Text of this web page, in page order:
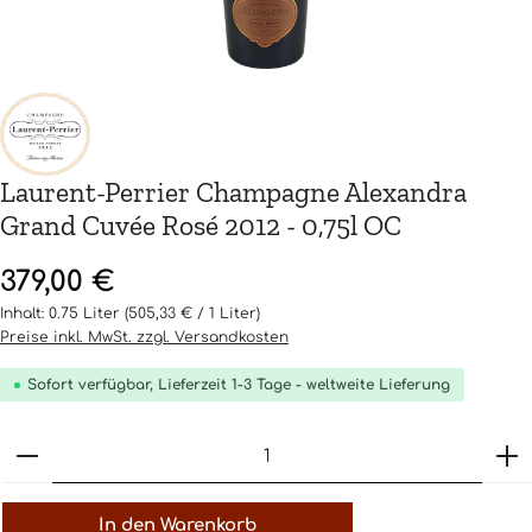
Laurent-Perrier Champagne Alexandra
Grand Cuvée Rosé 2012 - 0,75l OC
Regulärer Preis:
379,00 €
Inhalt: 0.75 Liter (505,33 € / 1 Liter)
Preise inkl. MwSt. zzgl. Versandkosten
Sofort verfügbar, Lieferzeit 1-3 Tage - weltweite Lieferung
Produkt Anzahl: Gib den gewünschten Wert
In den Warenkorb